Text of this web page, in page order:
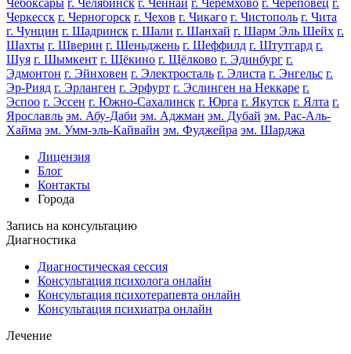
Черкесск г. Черногорск г. Чехов г. Чикаго г. Чистополь г. Чита
г. Чунцин г. Шадринск г. Шали г. Шанхай г. Шарм Эль Шейх г.
Шахты г. Шверин г. Шеньджень г. Шеффилд г. Штутгард г.
Шуя г. Шымкент г. Щёкино г. Щёлково г. Эдинбург г.
Эдмонтон г. Эйнховен г. Электросталь г. Элиста г. Энгельс г.
Эр-Рияд г. Эрланген г. Эрфурт г. Эслинген на Неккаре г.
Эспоо г. Эссен г. Южно-Сахалинск г. Юрга г. Якутск г. Ялта г.
Ярославль эм. Абу-Даби эм. Аджман эм. Дубай эм. Рас-Аль-
Хайма эм. Умм-эль-Кайвайн эм. Фуджейра эм. Шарджа
Лицензия
Блог
Контакты
Города
Запись на консультацию
Диагностика
Диагностическая сессия
Консультация психолога онлайн
Консультация психотерапевта онлайн
Консультация психиатра онлайн
Лечение